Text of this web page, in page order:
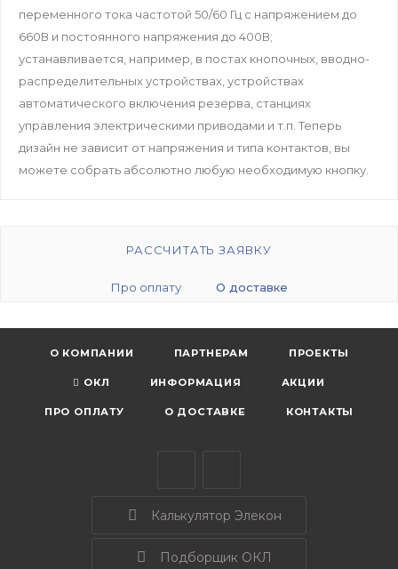
переменного тока частотой 50/60 Гц с напряжением до
660В и постоянного напряжения до 400В;
устанавливается, например, в постах кнопочных, вводно-
распределительных устройствах, устройствах
автоматического включения резерва, станциях
управления электрическими приводами и т.п. Теперь
дизайн не зависит от напряжения и типа контактов, вы
можете собрать абсолютно любую необходимую кнопку.
РАССЧИТАТЬ ЗАЯВКУ
Про оплату О доставке
О КОМПАНИИ ПАРТНЕРАМ ПРОЕКТЫ
ОКЛ ИНФОРМАЦИЯ АКЦИИ
ПРО ОПЛАТУ О ДОСТАВКЕ КОНТАКТЫ
Калькулятор Элекон
Подборщик ОКЛ